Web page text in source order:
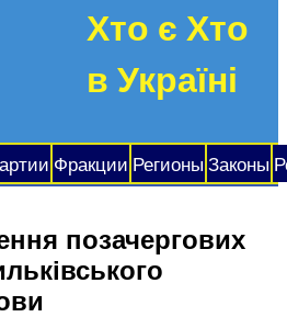
Хто є Хто
в Україні
Фракции Регионы Законы
позачергових